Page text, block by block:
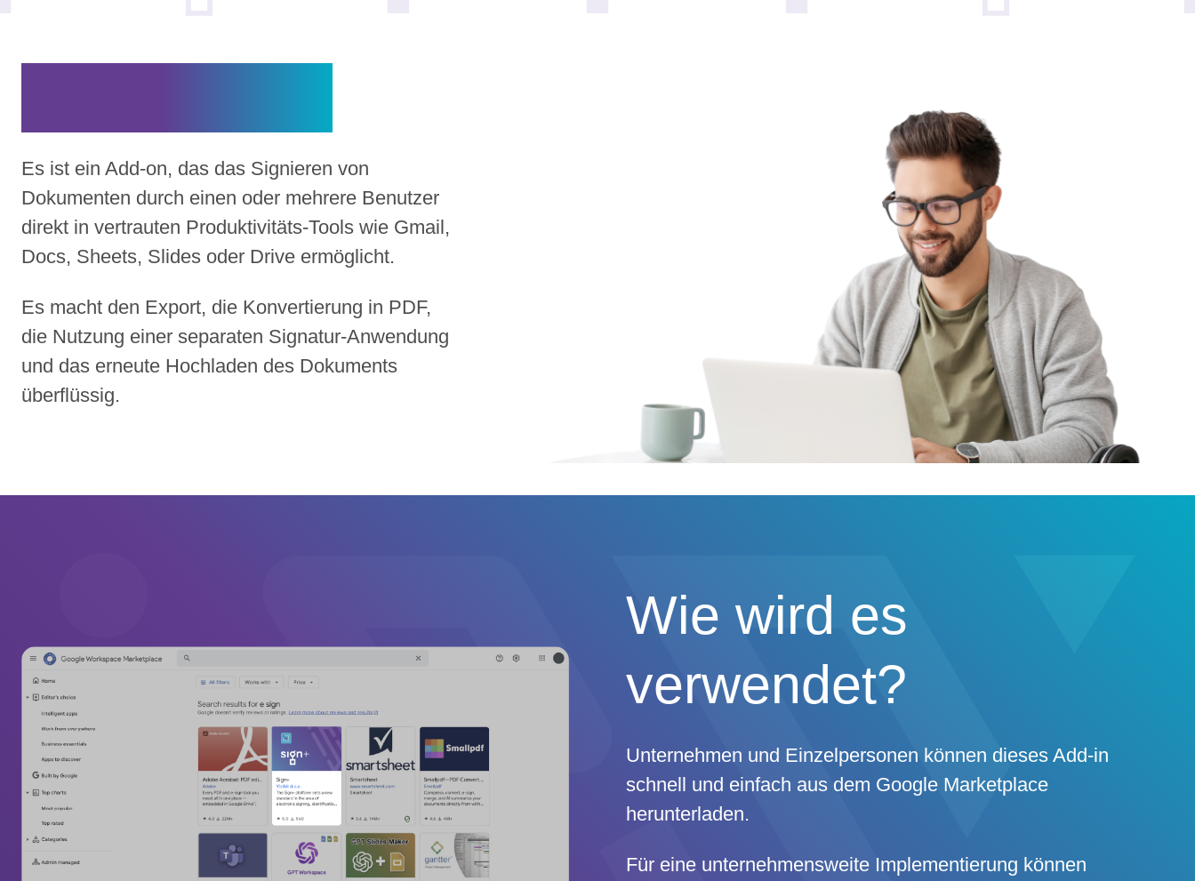
Es ist ein Add-on, das das Signieren von
Dokumenten durch einen oder mehrere Benutzer
direkt in vertrauten Produktivitäts-Tools wie Gmail,
Docs, Sheets, Slides oder Drive ermöglicht.
Es macht den Export, die Konvertierung in PDF,
die Nutzung einer separaten Signatur-Anwendung
und das erneute Hochladen des Dokuments
überflüssig.
Wie wird es
verwendet?
Unternehmen und Einzelpersonen können dieses Add-in
schnell und einfach aus dem Google Marketplace
herunterladen.
Für eine unternehmensweite Implementierung können